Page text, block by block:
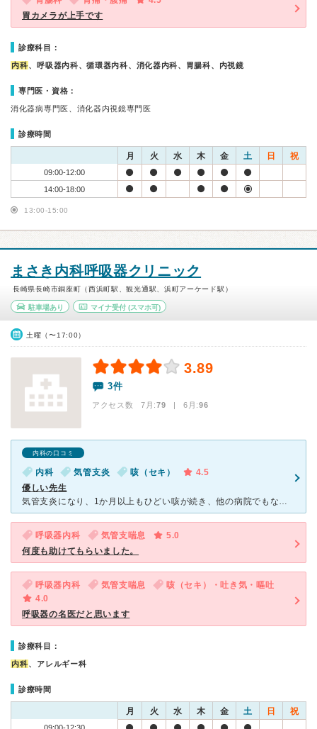
胃カメラが上手です
診療科目：
内科、呼吸器内科、循環器内科、消化器内科、胃腸科、内視鏡
専門医・資格：
消化器病専門医、消化器内視鏡専門医
診療時間
月 火 水 木 金 土 日 祝
09:00-12:00
14:00-18:00
13:00-15:00
まさき内科呼吸器クリニック
長崎県長崎市銅座町（西浜町駅、観光通駅、浜町アーケード駅）
駐車場あり マイナ受付(スマホ可)
土曜（〜17:00）
3.89
3件
アクセス数 7月:79 | 6月:96
内科の口コミ
内科 気管支炎 咳（セキ）
4.5
優しい先生
気管支炎になり、1か月以上もひどい咳が続き、他の病院でもなかなか治らず、 いろいろ調べて、こちらの病院に辿り着きました。 先生はとても優しく、吸入の仕方を丁寧に教えてくれました。 また、診察が終
呼吸器内科 気管支喘息
5.0
何度も助けてもらいました。
呼吸器内科 気管支喘息
咳（セキ）・吐き気・嘔吐
4.0
呼吸器の名医だと思います
診療科目：
内科、アレルギー科
診療時間
月 火 水 木 金 土 日 祝